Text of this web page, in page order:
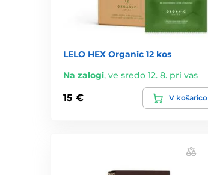
LELO HEX Organic 12 kos
Na zalogi, ve sredo 12. 8. pri vas
15 € V košarico